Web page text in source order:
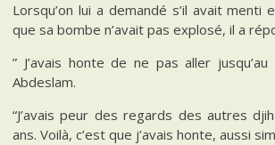
Lorsqu’on lui a demandé s’il avait menti
que sa bombe n’avait pas explosé, il a
” J’avais honte de ne pas aller
Abdeslam.
“J’avais peur des regards des autres
ans. Voilà, c’est que j’avais honte, aussi